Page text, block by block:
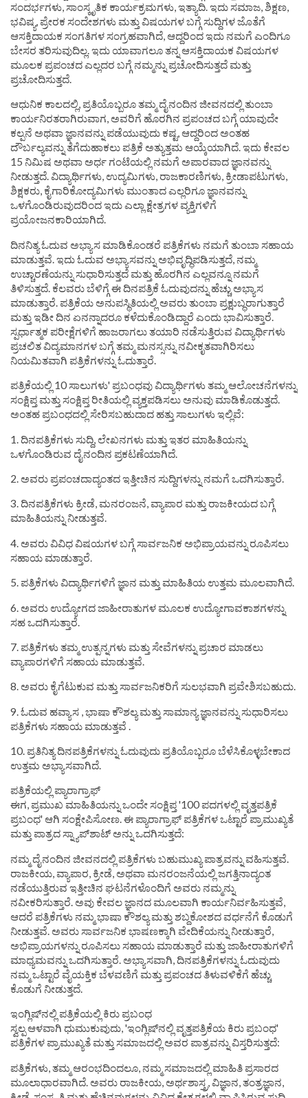
ಸಂದರ್ಭಗಳು, ಸಾಂಸ್ಕೃತಿಕ ಕಾರ್ಯಕ್ರಮಗಳು, ಇತ್ಯಾದಿ. ಇದು ಸಮಾಜ, ಶಿಕ್ಷಣ,
ಭವಿಷ್ಯ, ಪ್ರೇರಕ ಸಂದೇಶಗಳು ಮತ್ತು ವಿಷಯಗಳ ಬಗ್ಗೆ ಸುದ್ದಿಗಳ ಜೊತೆಗೆ
ಆಸಕ್ತಿದಾಯಕ ಸಂಗತಿಗಳ ಸಂಗ್ರಹವಾಗಿದೆ, ಆದ್ದರಿಂದ ಇದು ನಮಗೆ ಎಂದಿಗೂ
ಬೇಸರ ತರಿಸುವುದಿಲ್ಲ. ಇದು ಯಾವಾಗಲೂ ತನ್ನ ಆಸಕ್ತಿದಾಯಕ ವಿಷಯಗಳ
ಮೂಲಕ ಪ್ರಪಂಚದ ಎಲ್ಲದರ ಬಗ್ಗೆ ನಮ್ಮನ್ನು ಪ್ರಚೋದಿಸುತ್ತದೆ ಮತ್ತು
ಪ್ರಚೋದಿಸುತ್ತದೆ.
ಆಧುನಿಕ ಕಾಲದಲ್ಲಿ, ಪ್ರತಿಯೊಬ್ಬರೂ ತಮ್ಮ ದೈನಂದಿನ ಜೀವನದಲ್ಲಿ ತುಂಬಾ
ಕಾರ್ಯನಿರತರಾಗಿರುವಾಗ, ಅವರಿಗೆ ಹೊರಗಿನ ಪ್ರಪಂಚದ ಬಗ್ಗೆ ಯಾವುದೇ
ಕಲ್ಪನೆ ಅಥವಾ ಜ್ಞಾನವನ್ನು ಪಡೆಯುವುದು ಕಷ್ಟ, ಆದ್ದರಿಂದ ಅಂತಹ
ದೌರ್ಬಲ್ಯವನ್ನು ತೆಗೆದುಹಾಕಲು ಪತ್ರಿಕೆ ಅತ್ಯುತ್ತಮ ಆಯ್ಕೆಯಾಗಿದೆ. ಇದು ಕೇವಲ
15 ನಿಮಿಷ ಅಥವಾ ಅರ್ಧ ಗಂಟೆಯಲ್ಲಿ ನಮಗೆ ಅಪಾರವಾದ ಜ್ಞಾನವನ್ನು
ನೀಡುತ್ತದೆ. ವಿದ್ಯಾರ್ಥಿಗಳು, ಉದ್ಯಮಿಗಳು, ರಾಜಕಾರಣಿಗಳು, ಕ್ರೀಡಾಪಟುಗಳು,
ಶಿಕ್ಷಕರು, ಕೈಗಾರಿಕೋದ್ಯಮಿಗಳು ಮುಂತಾದ ಎಲ್ಲರಿಗೂ ಜ್ಞಾನವನ್ನು
ಒಳಗೊಂಡಿರುವುದರಿಂದ ಇದು ಎಲ್ಲಾ ಕ್ಷೇತ್ರಗಳ ವ್ಯಕ್ತಿಗಳಿಗೆ
ಪ್ರಯೋಜನಕಾರಿಯಾಗಿದೆ.
ದಿನನಿತ್ಯ ಓದುವ ಅಭ್ಯಾಸ ಮಾಡಿಕೊಂಡರೆ ಪತ್ರಿಕೆಗಳು ನಮಗೆ ತುಂಬಾ ಸಹಾಯ
ಮಾಡುತ್ತವೆ. ಇದು ಓದುವ ಅಭ್ಯಾಸವನ್ನು ಅಭಿವೃದ್ಧಿಪಡಿಸುತ್ತದೆ, ನಮ್ಮ
ಉಚ್ಚಾರಣೆಯನ್ನು ಸುಧಾರಿಸುತ್ತದೆ ಮತ್ತು ಹೊರಗಿನ ಎಲ್ಲವನ್ನೂ ನಮಗೆ
ತಿಳಿಸುತ್ತದೆ. ಕೆಲವರು ಬೆಳಿಗ್ಗೆ ಈ ದಿನಪತ್ರಿಕೆ ಓದುವುದನ್ನು ಹೆಚ್ಚು ಅಭ್ಯಾಸ
ಮಾಡುತ್ತಾರೆ. ಪತ್ರಿಕೆಯ ಅನುಪಸ್ಥಿತಿಯಲ್ಲಿ ಅವರು ತುಂಬಾ ಪ್ರಕ್ಷುಬ್ಧರಾಗುತ್ತಾರೆ
ಮತ್ತು ಇಡೀ ದಿನ ಏನನ್ನಾದರೂ ಕಳೆದುಕೊಂಡಿದ್ದಾರೆ ಎಂದು ಭಾವಿಸುತ್ತಾರೆ.
ಸ್ಪರ್ಧಾತ್ಮಕ ಪರೀಕ್ಷೆಗಳಿಗೆ ಹಾಜರಾಗಲು ತಯಾರಿ ನಡೆಸುತ್ತಿರುವ ವಿದ್ಯಾರ್ಥಿಗಳು
ಪ್ರಚಲಿತ ವಿದ್ಯಮಾನಗಳ ಬಗ್ಗೆ ತಮ್ಮ ಮನಸ್ಸನ್ನು ನವೀಕೃತವಾಗಿರಿಸಲು
ನಿಯಮಿತವಾಗಿ ಪತ್ರಿಕೆಗಳನ್ನು ಓದುತ್ತಾರೆ.
ಪತ್ರಿಕೆಯಲ್ಲಿ 10 ಸಾಲುಗಳು' ಪ್ರಬಂಧವು ವಿದ್ಯಾರ್ಥಿಗಳು ತಮ್ಮ ಆಲೋಚನೆಗಳನ್ನು
ಸಂಕ್ಷಿಪ್ತ ಮತ್ತು ಸಂಕ್ಷಿಪ್ತ ರೀತಿಯಲ್ಲಿ ವ್ಯಕ್ತಪಡಿಸಲು ಅನುವು ಮಾಡಿಕೊಡುತ್ತದೆ.
ಅಂತಹ ಪ್ರಬಂಧದಲ್ಲಿ ಸೇರಿಸಬಹುದಾದ ಹತ್ತು ಸಾಲುಗಳು ಇಲ್ಲಿವೆ:
1. ದಿನಪತ್ರಿಕೆಗಳು ಸುದ್ದಿ, ಲೇಖನಗಳು ಮತ್ತು ಇತರ ಮಾಹಿತಿಯನ್ನು
ಒಳಗೊಂಡಿರುವ ದೈನಂದಿನ ಪ್ರಕಟಣೆಯಾಗಿದೆ.
2. ಅವರು ಪ್ರಪಂಚದಾದ್ಯಂತದ ಇತ್ತೀಚಿನ ಸುದ್ದಿಗಳನ್ನು ನಮಗೆ ಒದಗಿಸುತ್ತಾರೆ.
3. ದಿನಪತ್ರಿಕೆಗಳು ಕ್ರೀಡೆ, ಮನರಂಜನೆ, ವ್ಯಾಪಾರ ಮತ್ತು ರಾಜಕೀಯದ ಬಗ್ಗೆ
ಮಾಹಿತಿಯನ್ನು ನೀಡುತ್ತವೆ.
4. ಅವರು ವಿವಿಧ ವಿಷಯಗಳ ಬಗ್ಗೆ ಸಾರ್ವಜನಿಕ ಅಭಿಪ್ರಾಯವನ್ನು ರೂಪಿಸಲು
ಸಹಾಯ ಮಾಡುತ್ತಾರೆ.
5. ಪತ್ರಿಕೆಗಳು ವಿದ್ಯಾರ್ಥಿಗಳಿಗೆ ಜ್ಞಾನ ಮತ್ತು ಮಾಹಿತಿಯ ಉತ್ತಮ ಮೂಲವಾಗಿದೆ.
6. ಅವರು ಉದ್ಯೋಗದ ಜಾಹೀರಾತುಗಳ ಮೂಲಕ ಉದ್ಯೋಗಾವಕಾಶಗಳನ್ನು
ಸಹ ಒದಗಿಸುತ್ತಾರೆ.
7. ಪತ್ರಿಕೆಗಳು ತಮ್ಮ ಉತ್ಪನ್ನಗಳು ಮತ್ತು ಸೇವೆಗಳನ್ನು ಪ್ರಚಾರ ಮಾಡಲು
ವ್ಯಾಪಾರಗಳಿಗೆ ಸಹಾಯ ಮಾಡುತ್ತವೆ.
8. ಅವರು ಕೈಗೆಟುಕುವ ಮತ್ತು ಸಾರ್ವಜನಿಕರಿಗೆ ಸುಲಭವಾಗಿ ಪ್ರವೇಶಿಸಬಹುದು.
9. ಓದುವ ಹವ್ಯಾಸ , ಭಾಷಾ ಕೌಶಲ್ಯ ಮತ್ತು ಸಾಮಾನ್ಯ ಜ್ಞಾನವನ್ನು ಸುಧಾರಿಸಲು
ಪತ್ರಿಕೆಗಳು ಸಹಾಯ ಮಾಡುತ್ತವೆ .
10. ಪ್ರತಿನಿತ್ಯ ದಿನಪತ್ರಿಕೆಗಳನ್ನು ಓದುವುದು ಪ್ರತಿಯೊಬ್ಬರೂ ಬೆಳೆಸಿಕೊಳ್ಳಬೇಕಾದ
ಉತ್ತಮ ಅಭ್ಯಾಸವಾಗಿದೆ.
ಪತ್ರಿಕೆಯಲ್ಲಿ ಪ್ಯಾರಾಗ್ರಾಫ್
ಈಗ, ಪ್ರಮುಖ ಮಾಹಿತಿಯನ್ನು ಒಂದೇ ಸಂಕ್ಷಿಪ್ತ '100 ಪದಗಳಲ್ಲಿ ವೃತ್ತಪತ್ರಿಕೆ
ಪ್ರಬಂಧ' ಆಗಿ ಸಂಕ್ಷೇಪಿಸೋಣ. ಈ ಪ್ಯಾರಾಗ್ರಾಫ್ ಪತ್ರಿಕೆಗಳ ಒಟ್ಟಾರೆ ಪ್ರಾಮುಖ್ಯತೆ
ಮತ್ತು ಪಾತ್ರದ ಸ್ನ್ಯಾಪ್‌ಶಾಟ್ ಅನ್ನು ಒದಗಿಸುತ್ತದೆ:
ನಮ್ಮ ದೈನಂದಿನ ಜೀವನದಲ್ಲಿ ಪತ್ರಿಕೆಗಳು ಬಹುಮುಖ್ಯ ಪಾತ್ರವನ್ನು ವಹಿಸುತ್ತವೆ.
ರಾಜಕೀಯ, ವ್ಯಾಪಾರ, ಕ್ರೀಡೆ, ಅಥವಾ ಮನರಂಜನೆಯಲ್ಲಿ ಜಗತ್ತಿನಾದ್ಯಂತ
ನಡೆಯುತ್ತಿರುವ ಇತ್ತೀಚಿನ ಘಟನೆಗಳೊಂದಿಗೆ ಅವರು ನಮ್ಮನ್ನು
ನವೀಕರಿಸುತ್ತಾರೆ. ಅವು ಕೇವಲ ಜ್ಞಾನದ ಮೂಲವಾಗಿ ಕಾರ್ಯನಿರ್ವಹಿಸುತ್ತವೆ,
ಆದರೆ ಪತ್ರಿಕೆಗಳು ನಮ್ಮ ಭಾಷಾ ಕೌಶಲ್ಯ ಮತ್ತು ಶಬ್ದಕೋಶದ ವರ್ಧನೆಗೆ ಕೊಡುಗೆ
ನೀಡುತ್ತವೆ. ಅವರು ಸಾರ್ವಜನಿಕ ಭಾಷಣಕ್ಕಾಗಿ ವೇದಿಕೆಯನ್ನು ನೀಡುತ್ತಾರೆ,
ಅಭಿಪ್ರಾಯಗಳನ್ನು ರೂಪಿಸಲು ಸಹಾಯ ಮಾಡುತ್ತಾರೆ ಮತ್ತು ಜಾಹೀರಾತುಗಳಿಗೆ
ಮಾಧ್ಯಮವನ್ನು ಒದಗಿಸುತ್ತಾರೆ. ಅಭ್ಯಾಸವಾಗಿ, ದಿನಪತ್ರಿಕೆಗಳನ್ನು ಓದುವುದು
ನಮ್ಮ ಒಟ್ಟಾರೆ ವೈಯಕ್ತಿಕ ಬೆಳವಣಿಗೆ ಮತ್ತು ಪ್ರಪಂಚದ ತಿಳುವಳಿಕೆಗೆ ಹೆಚ್ಚು
ಕೊಡುಗೆ ನೀಡುತ್ತದೆ.
ಇಂಗ್ಲಿಷ್‌ನಲ್ಲಿ ಪತ್ರಿಕೆಯಲ್ಲಿ ಕಿರು ಪ್ರಬಂಧ
ಸ್ವಲ್ಪ ಆಳವಾಗಿ ಧುಮುಕುವುದು, 'ಇಂಗ್ಲಿಷ್‌ನಲ್ಲಿ ವೃತ್ತಪತ್ರಿಕೆಯ ಕಿರು ಪ್ರಬಂಧ'
ಪತ್ರಿಕೆಗಳ ಪ್ರಾಮುಖ್ಯತೆ ಮತ್ತು ಸಮಾಜದಲ್ಲಿ ಅವರ ಪಾತ್ರವನ್ನು ವಿಸ್ತರಿಸುತ್ತದೆ:
ಪತ್ರಿಕೆಗಳು, ತಮ್ಮ ಆರಂಭದಿಂದಲೂ, ನಮ್ಮ ಸಮಾಜದಲ್ಲಿ ಮಾಹಿತಿ ಪ್ರಸಾರದ
ಮೂಲಾಧಾರವಾಗಿದೆ. ಅವರು ರಾಜಕೀಯ, ಅರ್ಥಶಾಸ್ತ್ರ, ವಿಜ್ಞಾನ, ತಂತ್ರಜ್ಞಾನ,